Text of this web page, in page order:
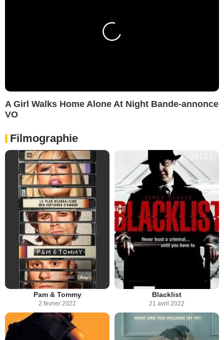
A Girl Walks Home Alone At Night Bande-annonce
VO
Filmographie
Pam & Tommy
2 février 2022
Blacklist
21 avril 2022